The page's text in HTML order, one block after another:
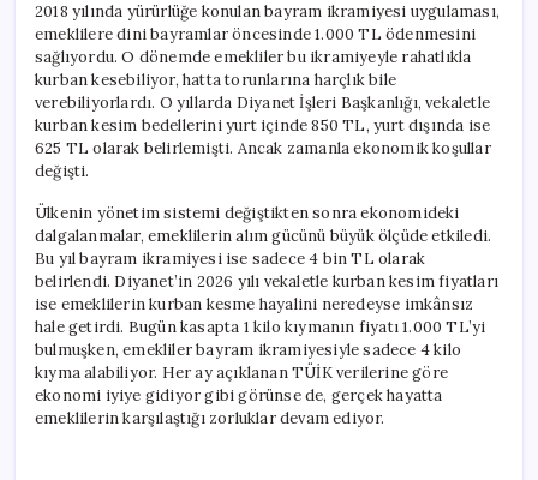
2018 yılında yürürlüğe konulan bayram ikramiyesi uygulaması,
emeklilere dini bayramlar öncesinde 1.000 TL ödenmesini
sağlıyordu. O dönemde emekliler bu ikramiyeyle rahatlıkla
kurban kesebiliyor, hatta torunlarına harçlık bile
verebiliyorlardı. O yıllarda Diyanet İşleri Başkanlığı, vekaletle
kurban kesim bedellerini yurt içinde 850 TL, yurt dışında ise
625 TL olarak belirlemişti. Ancak zamanla ekonomik koşullar
değişti.
Ülkenin yönetim sistemi değiştikten sonra ekonomideki
dalgalanmalar, emeklilerin alım gücünü büyük ölçüde etkiledi.
Bu yıl bayram ikramiyesi ise sadece 4 bin TL olarak
belirlendi. Diyanet’in 2026 yılı vekaletle kurban kesim fiyatları
ise emeklilerin kurban kesme hayalini neredeyse imkânsız
hale getirdi. Bugün kasapta 1 kilo kıymanın fiyatı 1.000 TL’yi
bulmuşken, emekliler bayram ikramiyesiyle sadece 4 kilo
kıyma alabiliyor. Her ay açıklanan TÜİK verilerine göre
ekonomi iyiye gidiyor gibi görünse de, gerçek hayatta
emeklilerin karşılaştığı zorluklar devam ediyor.